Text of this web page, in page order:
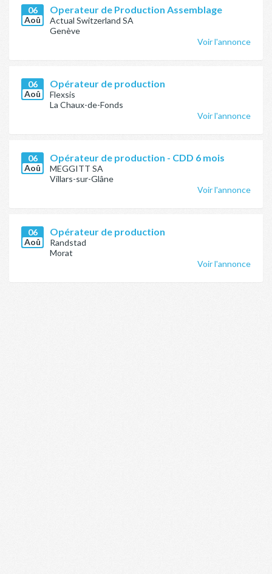
06
Aoû
Operateur de Production Assemblage
Actual Switzerland SA
Genève
Voir l'annonce
06
Aoû
Opérateur de production
Flexsis
La Chaux-de-Fonds
Voir l'annonce
06
Aoû
Opérateur de production - CDD 6 mois
MEGGITT SA
Villars-sur-Glâne
Voir l'annonce
06
Aoû
Opérateur de production
Randstad
Morat
Voir l'annonce